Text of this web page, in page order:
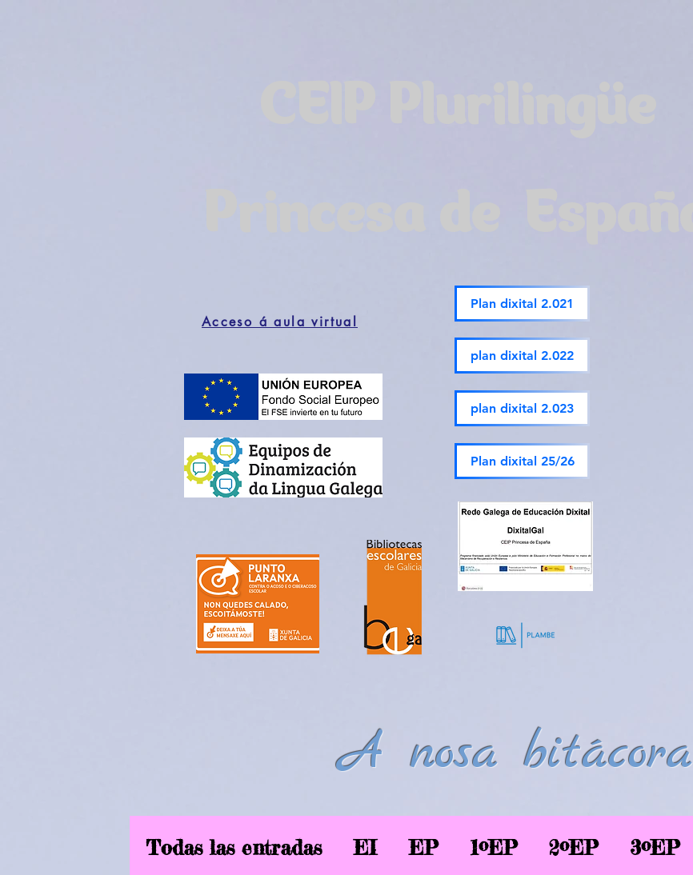
Acceso á aula virtual
Plan dixital 2.021
plan dixital 2.022
plan dixital 2.023
Plan dixital 25/26
A nosa bitácora
Todas las entradas EI EP 1ºEP 2ºEP 3ºEP